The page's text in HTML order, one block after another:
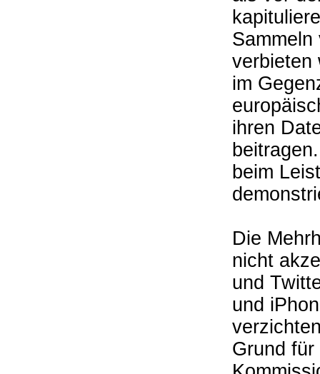
verbieten
im
ihren
beim
Die
nicht
und
und
Grund